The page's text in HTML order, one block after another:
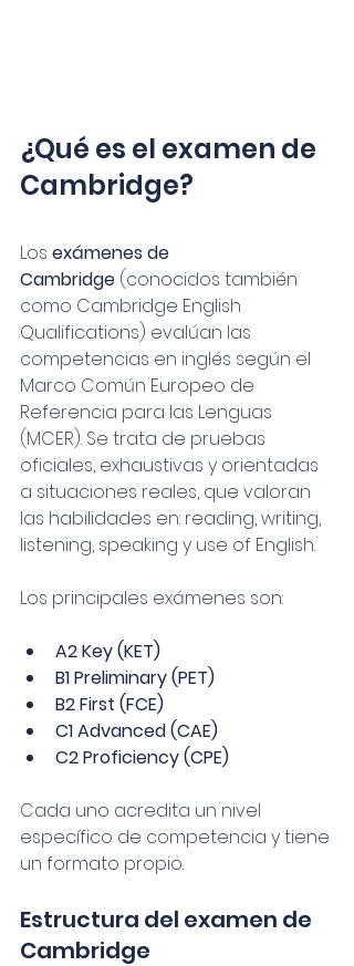
¿Qué es el examen de
Cambridge?
Los exámenes de
Cambridge (conocidos también
como Cambridge English
Qualifications) evalúan las
competencias en inglés según el
Marco Común Europeo de
Referencia para las Lenguas
(MCER). Se trata de pruebas
oficiales, exhaustivas y orientadas
a situaciones reales, que valoran
las habilidades en: reading, writing,
listening, speaking y use of English.
Los principales exámenes son:
A2 Key (KET)
B1 Preliminary (PET)
B2 First (FCE)
C1 Advanced (CAE)
C2 Proficiency (CPE)
Cada uno acredita un nivel
específico de competencia y tiene
un formato propio.
Estructura del examen de
Cambridge